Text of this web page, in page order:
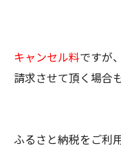
キャンセル料ですが
請求させて頂く場合
ふるさと納税をご利